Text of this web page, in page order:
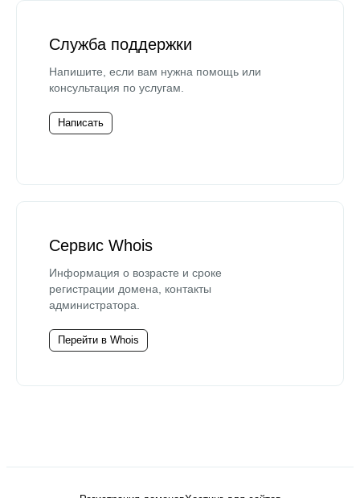
Служба поддержки
Напишите, если вам нужна помощь или
консультация по услугам.
Написать
Сервис Whois
Информация о возрасте и сроке
регистрации домена, контакты
администратора.
Перейти в Whois